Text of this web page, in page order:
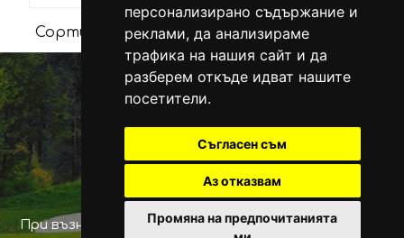
персонализирано съдържание и
реклами, да анализираме
трафика на нашия сайт и да
разберем откъде идват нашите
посетители.
Съгласен съм
Аз отказвам
Промяна на предпочитанията
Сортирай по:
Офис: гр. Русе 7000, ул. Рила № 17
359 82 507 370
Мобилен:+359 888 544 486
office@napoyavane.bg
При възникване на спор, свързан с покупка онлайн,